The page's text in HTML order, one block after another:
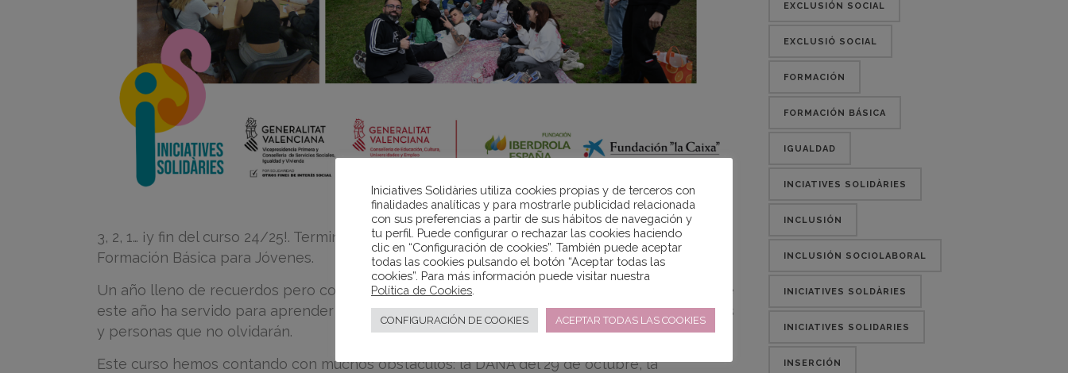
3, 2, 1… ¡y fin del curso 24/25!. Termina el curso para los y las participantes del Programa de
Formación Básica para Jóvenes.
Un año lleno de recuerdos pero con piedras en el camino que han sabido sortear. Seguro que
este año ha servido para aprender a ser más resilientes.Un año en el que se llevan recuerdos
y personas que no olvidarán.
Este curso hemos contando con muchos obstáculos: la DANA del 29 de octubre, la
EXCLUSIÓN SOCIAL
EXCLUSIÓ SOCIAL
FORMACIÓN
FORMACIÓN BÁSICA
IGUALDAD
INCIATIVES SOLIDÀRIES
INCLUSIÓN
INCLUSIÓN SOCIOLABORAL
INICIATIVES SOLDÀRIES
INICIATIVES SOLIDARIES
INSERCIÓN
Iniciatives Solidàries utiliza cookies propias y de terceros con
finalidades analíticas y para mostrarle publicidad relacionada
con sus preferencias a partir de sus hábitos de navegación y
tu perfil. Puede configurar o rechazar las cookies haciendo
clic en “Configuración de cookies”. También puede aceptar
todas las cookies pulsando el botón “Aceptar todas las
cookies”. Para más información puede visitar nuestra
Política de Cookies
CONFIGURACIÓN DE COOKIES ACEPTAR TODAS LAS COOKIES